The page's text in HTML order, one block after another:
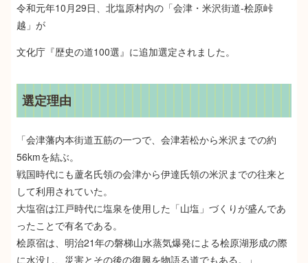
令和元年10月29日、北塩原村内の「会津・米沢街道-桧原峠
越」が
文化庁『歴史の道100選』に追加選定されました。
選定理由
「会津藩内本街道五筋の一つで、会津若松から米沢までの約
56kmを結ぶ。
戦国時代にも蘆名氏領の会津から伊達氏領の米沢までの往来と
して利用されていた。
大塩宿は江戸時代に塩泉を使用した「山塩」づくりが盛んであ
ったことで有名である。
桧原宿は、明治21年の磐梯山水蒸気爆発による桧原湖形成の際
に水没し、災害とその後の復興を物語る道でもある。」